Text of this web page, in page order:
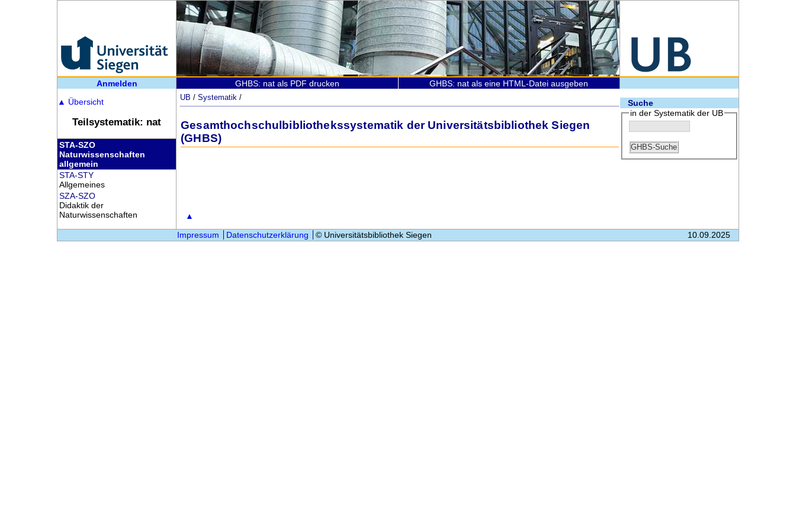
Anmelden GHBS: nat als PDF drucken
GHBS: nat als eine HTML-Datei ausgeben
▲ Übersicht
Teilsystematik: nat
STA-SZO
Naturwissenschaften
allgemein
STA-STY
Allgemeines
SZA-SZO
Didaktik der
Naturwissenschaften
UB /Systematik /
Gesamthochschulbibliothekssystematik der Universitätsbibliothek Siegen
(GHBS)
Suche
in der Systematik der UB
Impressum Datenschutzerklärung © Universitätsbibliothek Siegen 10.09.2025
▲